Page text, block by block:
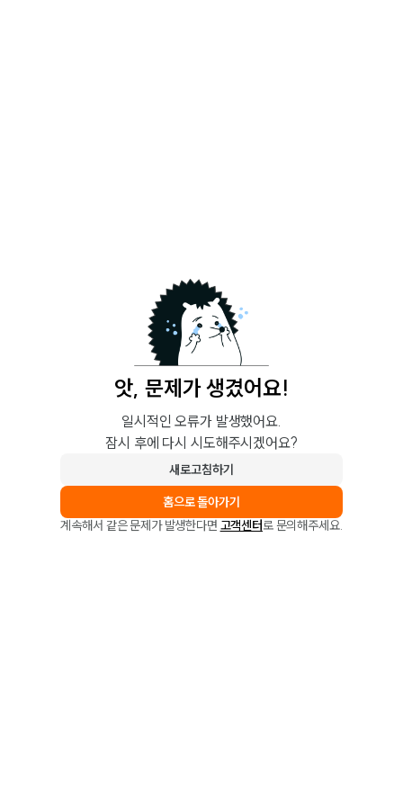
앗, 문제가 생겼어요!
일시적인 오류가 발생했어요.
잠시 후에 다시 시도해주시겠어요?
새로고침하기
홈으로 돌아가기
계속해서 같은 문제가 발생한다면 고객센터로 문의해주세요.